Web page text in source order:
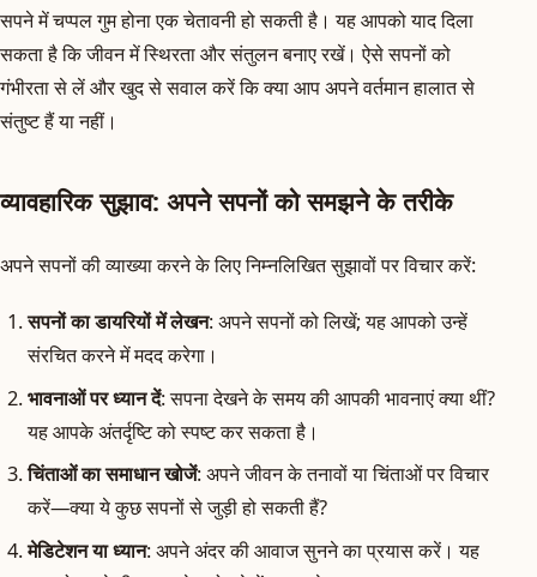
सपने में चप्पल गुम होना एक चेतावनी हो सकती है। यह आपको याद दिला
सकता है कि जीवन में स्थिरता और संतुलन बनाए रखें। ऐसे सपनों को
गंभीरता से लें और खुद से सवाल करें कि क्या आप अपने वर्तमान हालात से
संतुष्ट हैं या नहीं।
व्यावहारिक सुझाव: अपने सपनों को समझने के तरीके
अपने सपनों की व्याख्या करने के लिए निम्नलिखित सुझावों पर विचार करें:
सपनों का डायरियों में लेखन: अपने सपनों को लिखें; यह आपको उन्हें
संरचित करने में मदद करेगा।
भावनाओं पर ध्यान दें: सपना देखने के समय की आपकी भावनाएं क्या थीं?
यह आपके अंतर्दृष्टि को स्पष्ट कर सकता है।
चिंताओं का समाधान खोजें: अपने जीवन के तनावों या चिंताओं पर विचार
करें—क्या ये कुछ सपनों से जुड़ी हो सकती हैं?
मेडिटेशन या ध्यान: अपने अंदर की आवाज सुनने का प्रयास करें। यह